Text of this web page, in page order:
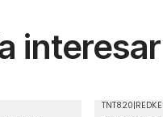
TNT820|